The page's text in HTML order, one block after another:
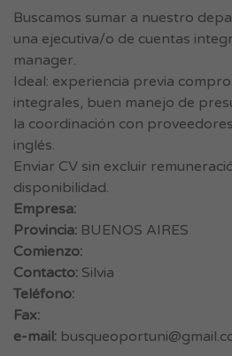
Buscamos sumar a nuestro
una ejecutiva/o de cuentas
manager.
Ideal: experiencia previa
integrales, buen manejo de
la coordinación con
inglés.
Enviar CV sin excluir
disponibilidad.
Empresa:
Provincia: BUENOS AIRES
Comienzo:
Contacto: Silvia
Teléfono:
Fax:
e-mail: